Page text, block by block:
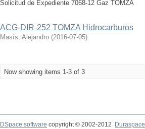
Solicitud de Expediente 7068-12 Gaz TOMZA
ACG-DIR-252 TOMZA Hidrocarburos
Masís, Alejandro (2016-07-05)
Now showing items 1-3 of 3
DSpace software copyright © 2002-2012 Duraspace